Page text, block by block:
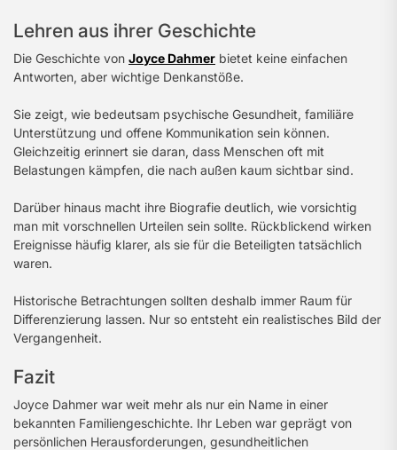
Lehren aus ihrer Geschichte
Die Geschichte von Joyce Dahmer bietet keine einfachen
Antworten, aber wichtige Denkanstöße.
Sie zeigt, wie bedeutsam psychische Gesundheit, familiäre
Unterstützung und offene Kommunikation sein können.
Gleichzeitig erinnert sie daran, dass Menschen oft mit
Belastungen kämpfen, die nach außen kaum sichtbar sind.
Darüber hinaus macht ihre Biografie deutlich, wie vorsichtig
man mit vorschnellen Urteilen sein sollte. Rückblickend wirken
Ereignisse häufig klarer, als sie für die Beteiligten tatsächlich
waren.
Historische Betrachtungen sollten deshalb immer Raum für
Differenzierung lassen. Nur so entsteht ein realistisches Bild der
Vergangenheit.
Fazit
Joyce Dahmer war weit mehr als nur ein Name in einer
bekannten Familiengeschichte. Ihr Leben war geprägt von
persönlichen Herausforderungen, gesundheitlichen